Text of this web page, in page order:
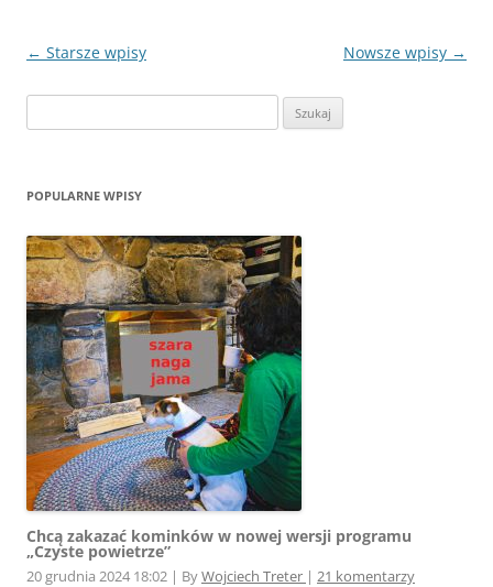
Zobacz
← Starsze wpisy Nowsze wpisy →
POPULARNE WPISY
Chcą zakazać kominków w nowej wersji programu
„Czyste powietrze”
20 grudnia 2024 18:02 | ByWojciech Treter | 21 komentarzy